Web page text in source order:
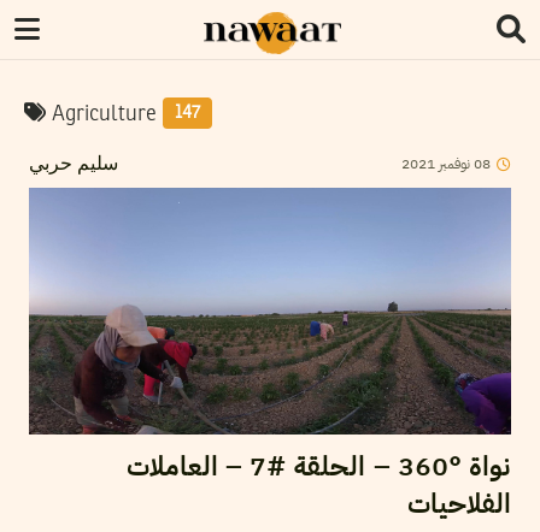
Agriculture 147
سليم حربي 08نوفمبر 2021
نواة °360 – الحلقة #7 – العاملات
الفلاحيات